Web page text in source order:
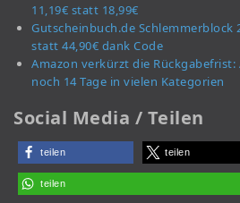
11,19€ statt 18,99€
Gutscheinbuch.de Schlemmerblock
statt 44,90€ dank Code
Amazon verkürzt die Rückgabefrist:
noch 14 Tage in vielen Kategorien
Social Media / Teilen
teilen teilen
teilen